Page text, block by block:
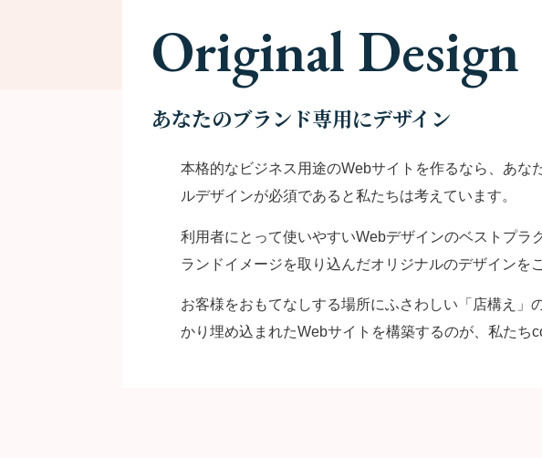
Original Design
あなたのブランド専用にデザイン
本格的なビジネス用途のWebサイトを作るなら、あな
ルデザインが必須であると私たちは考えています。
利用者にとって使いやすいWebデザインのベストプラ
ランドイメージを取り込んだオリジナルのデザインを
お客様をおもてなしする場所にふさわしい「店構え」
かり埋め込まれたWebサイトを構築するのが、私たち